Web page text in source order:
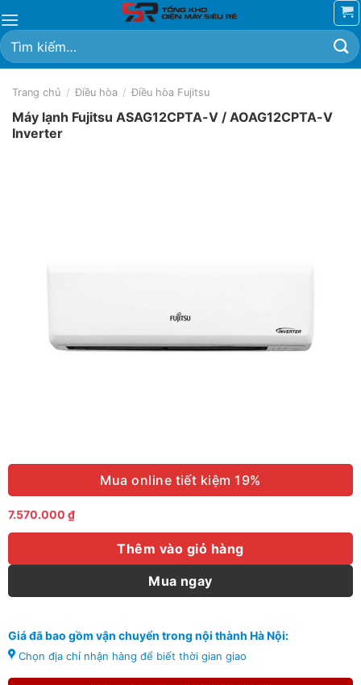
đến
nội
dung
Tìm
kiếm:
Trang chủ / Điều hòa / Điều hòa Fujitsu
Máy lạnh Fujitsu ASAG12CPTA-V / AOAG12CPTA-V
Inverter
Mua online tiết kiệm 19%
7.570.000 ₫
Thêm vào giỏ hàng
Mua ngay
Giá đã bao gồm vận chuyển trong nội thành Hà Nội:
Chọn địa chỉ nhận hàng để biết thời gian giao